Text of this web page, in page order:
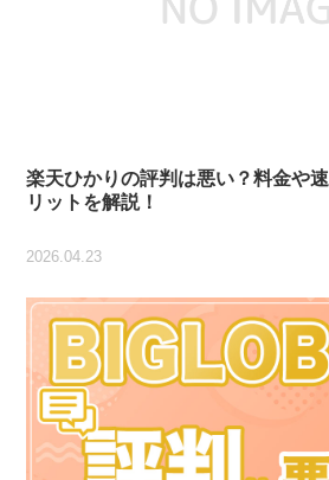
楽天ひかりの評判は悪い？料金や
リットを解説！
2026.04.23